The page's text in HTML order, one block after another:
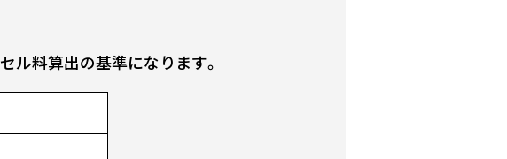
ル料算出の基準になります。